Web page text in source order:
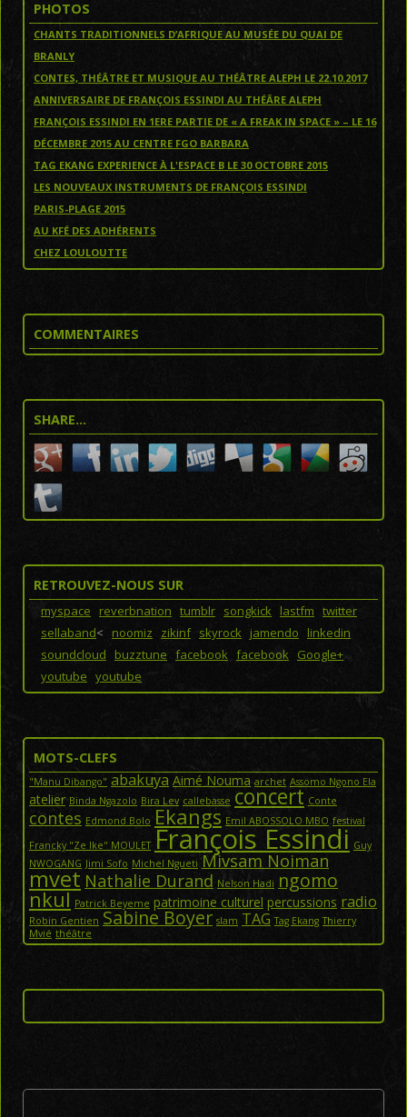
PHOTOS
CHANTS TRADITIONNELS D’AFRIQUE AU MUSÉE DU QUAI DE
BRANLY
CONTES, THÉÂTRE ET MUSIQUE AU THÉÂTRE ALEPH LE 22.10.2017
ANNIVERSAIRE DE FRANÇOIS ESSINDI AU THÉÂRE ALEPH
FRANÇOIS ESSINDI EN 1ERE PARTIE DE « A FREAK IN SPACE » – LE 16
DÉCEMBRE 2015 AU CENTRE FGO BARBARA
TAG EKANG EXPERIENCE À L'ESPACE B LE 30 OCTOBRE 2015
LES NOUVEAUX INSTRUMENTS DE FRANÇOIS ESSINDI
PARIS-PLAGE 2015
AU KFÉ DES ADHÉRENTS
CHEZ LOULOUTTE
COMMENTAIRES
SHARE…
RETROUVEZ-NOUS SUR
myspace reverbnation tumblr songkick lastfm twitter
sellaband< noomiz zikinf skyrock jamendo linkedin
soundcloud buzztune facebook facebook Google+
youtube youtube
MOTS-CLEFS
"Manu Dibango" abakuya Aimé Nouma archet Assomo Ngono Ela
atelier Binda Ngazolo Bira Lev callebasse concert Conte
contes Edmond Bolo Ekangs Emil ABOSSOLO MBO festival
Francky "Ze Ike" MOULET François Essindi Guy
NWOGANG Jimi Sofo Michel Ngueti Mivsam Noiman
mvet Nathalie Durand Nelson Hadi ngomo
nkul Patrick Beyeme patrimoine culturel percussions radio
Robin Gentien Sabine Boyer slam TAG Tag Ekang Thierry
Mvié théâtre